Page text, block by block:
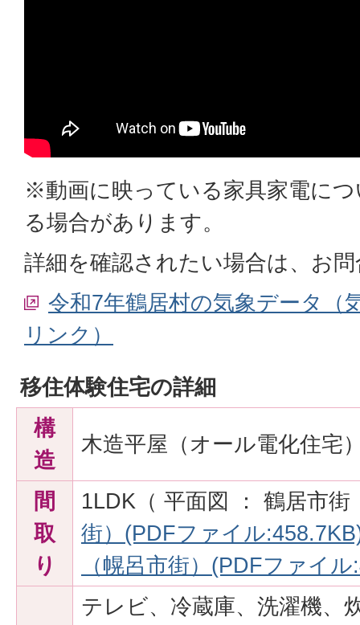
※動画に映っている家具家電に
る場合があります。
詳細を確認されたい場合は、お
令和7年鶴居村の気象データ（
リンク）
移住体験住宅の詳細
構
造
木造平屋（オール電化住宅
間
取
り
1LDK（ 平面図 ： 鶴居市
街）(PDFファイル
（幌呂市街）(PDFファイ
テレビ、冷蔵庫、洗濯機、